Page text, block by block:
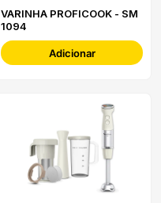
VARINHA PROFICOOK - SM
1094
Adicionar